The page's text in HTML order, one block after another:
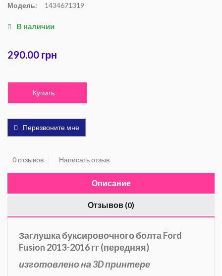
Модель: 1434671319
В наличии
290.00 грн
Купить
Перезвоните мне
0 отзывов Написать отзыв
Описание
Отзывов (0)
Заглушка буксировочного болта Ford
Fusion 2013-2016 гг (передняя)
изготовлено на 3D принтере